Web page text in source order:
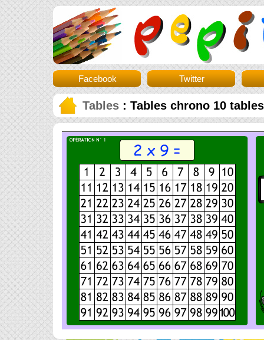
Facebook Twitter
Tables : Tables chrono 10